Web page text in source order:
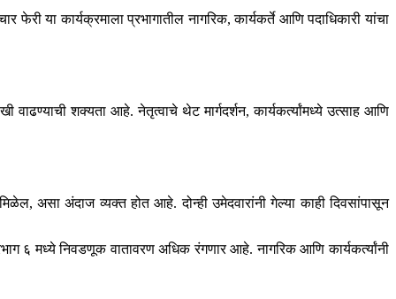
या कार्यक्रमाला प्रभागातील नागरिक, कार्यकर्ते आणि पदाधिकारी यांचा
शक्यता आहे. नेतृत्वाचे थेट मार्गदर्शन, कार्यकर्त्यांमध्ये उत्साह आणि
असा अंदाज व्यक्त होत आहे. दोन्ही उमेदवारांनी गेल्या काही दिवसांपासून
६ मध्ये निवडणूक वातावरण अधिक रंगणार आहे. नागरिक आणि कार्यकर्त्यांनी